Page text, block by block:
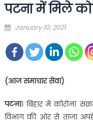
पटना में मिले
Posted
January 10, 2021
(आज समाचार सेवा)
पटना। बिहार में कोरोना
विभाग की ओर से ताजा